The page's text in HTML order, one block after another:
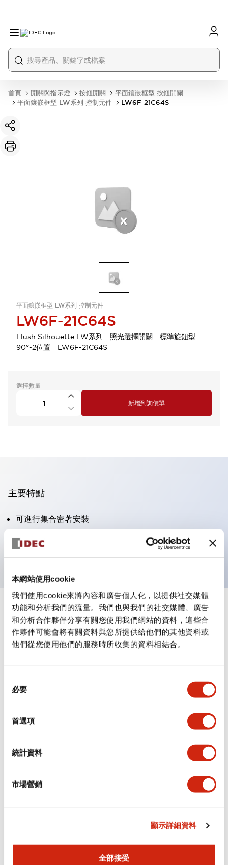
本網站使用cookie
我們使用cookie來將內容和廣告個人化，以提供社交媒體
功能和分析我們的流量。我們也與我們的社交媒體、廣告
和分析合作夥伴分享有關您使用我們網站的資料，這些合
作夥伴可能會將有關資料與您所提供給他們的其他資料或
他們從您使用他們的服務時所收集的資料相結合。
必要
首選項
統計資料
市場營銷
顯示詳細資料
全部接受
首頁 開關與指示燈 按鈕開關
平面鑲嵌框型 按鈕開關
平面鑲嵌框型 LW系列 控制元件
LW6F-21C64S
平面鑲嵌框型 LW系列 控制元件
LW6F-21C64S
Flush Silhouette LW系列 照光選擇開關 標準旋鈕型
90°-2位置 LW6F-21C64S
選擇數量
新增到詢價單
主要特點
可進行集合密著安裝
附鎖選擇開關採用高安全性的彈子鎖結構
防護結構為IP65（IEC60529）
規格 顯示全部
審美規範
環境規範
功能規格